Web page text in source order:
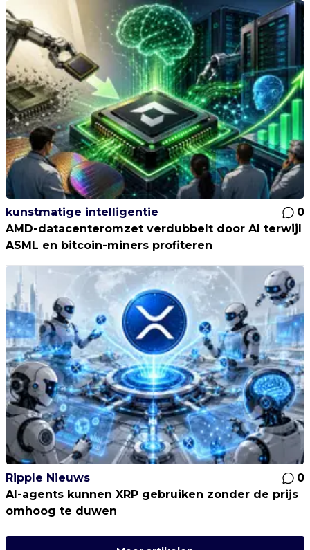
kunstmatige intelligentie
0
AMD-datacenteromzet verdubbelt door AI terwijl
ASML en bitcoin-miners profiteren
Ripple Nieuws
0
AI-agents kunnen XRP gebruiken zonder de prijs
omhoog te duwen